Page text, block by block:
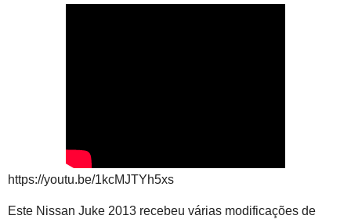
https://youtu.be/1kcMJTYh5xs
Este Nissan Juke 2013 recebeu várias modificações de